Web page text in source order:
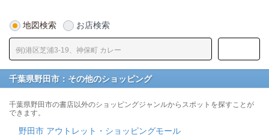
地図検索 お店検索
千葉県野田市：その他のショッピング
千葉県野田市の書店以外のショッピングジャンルからスポットを探すことが
できます。
野田市 アウトレット・ショッピングモール